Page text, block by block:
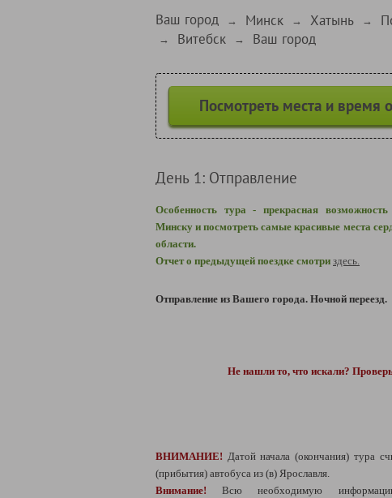
Ваш город → Минск → Хатынь →
→ Витебск → Ваш город
Посмотреть места и время
День 1: Отправление
Особенность тура - прекрасная
Минску и посмотреть самые красивые места
области.
Отчет о предыдущей поездке смотри здесь.
Отправление из Вашего города. Ночной переезд.
Не нашли то, что искали?
ВНИМАНИЕ! Датой начала (окончания) тура
(прибытия) автобуса из (в) Ярославля.
Внимание!
Всю необходимую